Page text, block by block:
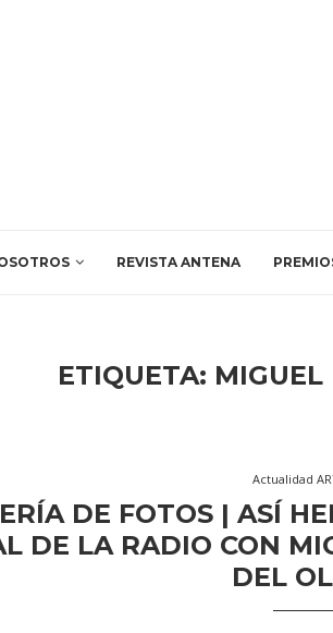
REVISTA ANTENA
ETIQUETA: MIGUEL
Actualidad
DE FOTOS | ASÍ
DE LA RADIO CON
DEL